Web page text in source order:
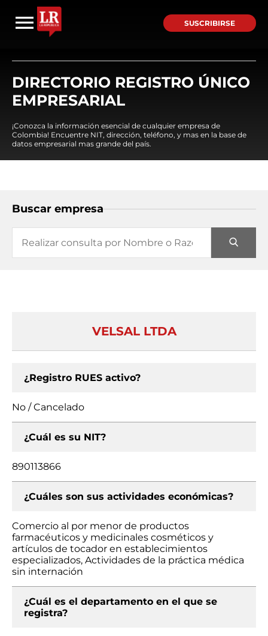
SUSCRIBIRSE
DIRECTORIO REGISTRO ÚNICO
EMPRESARIAL
¡Conozca la información esencial de cualquier empresa de
Colombia! Encuentre NIT, dirección, teléfono, y mas en la base de
datos empresarial mas grande del país.
Buscar empresa
VELSAL LTDA
¿Registro RUES activo?
No / Cancelado
¿Cuál es su NIT?
890113866
¿Cuáles son sus actividades económicas?
Comercio al por menor de productos
farmacéuticos y medicinales cosméticos y
artículos de tocador en establecimientos
especializados, Actividades de la práctica médica
sin internación
¿Cuál es el departamento en el que se
registra?